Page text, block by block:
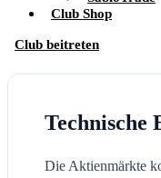
Club Shop
Club beitreten
Technische
Die Aktienmärkte